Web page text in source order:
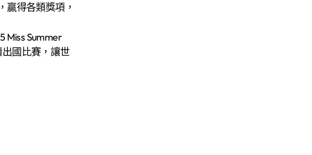
贏得各類獎項，
Miss Summer
國比賽，讓世